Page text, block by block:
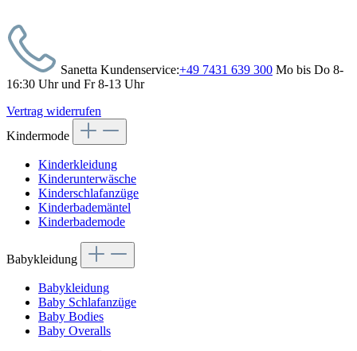
Sanetta Kundenservice:+49 7431 639 300 Mo bis Do 8-
16:30 Uhr und Fr 8-13 Uhr
Vertrag widerrufen
Kindermode
Kinderkleidung
Kinderunterwäsche
Kinderschlafanzüge
Kinderbademäntel
Kinderbademode
Babykleidung
Babykleidung
Baby Schlafanzüge
Baby Bodies
Baby Overalls